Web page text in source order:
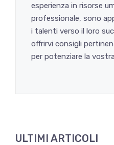
esperienza in risorse
professionale, sono
i talenti verso il loro
offrirvi consigli
per potenziare la
ULTIMI ARTICOLI